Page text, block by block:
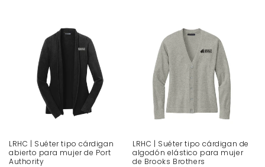
LRHC | Suéter tipo cárdigan
abierto para mujer de Port
Authority
LRHC | Suéter tipo cárdigan de
algodón elástico para mujer
de Brooks Brothers